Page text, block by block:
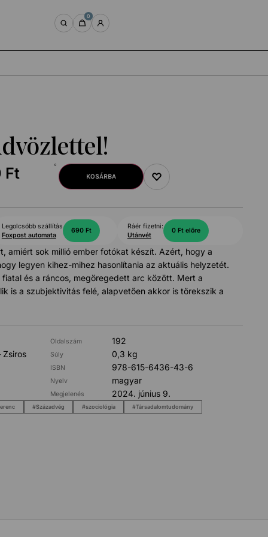
0
Ft KOSÁRBA
Legolcsóbb szállítás
Foxpost automata
690 Ft
Ráér fizetni:
Utánvét
0 Ft előre
amiért sok millió ember fotókat készít. Azért, hogy a
legyen kihez-mihez hasonlítania az aktuális helyzetét.
és a ráncos, megöregedett arc között. Mert a
is a szubjektivitás felé, alapvetően akkor is törekszik a
Zsiros
Oldalszám 192
Súly 0,3 kg
ISBN 978-615-6436-43-6
Nyelv magyar
Megjelenés 2024. június 9.
Századvég szociológia Társadalomtudomány